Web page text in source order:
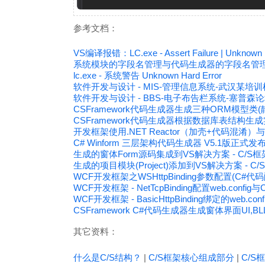
参考文档：
VS编译报错：LC.exe - Assert Failure | Unknown
系统模块的字段名管理与代码生成器的字段名管
lc.exe - 系统警告 Unknown Hard Error
软件开发与设计 - MIS-管理信息系统-武汉某培
软件开发与设计 - BBS-电子布告栏系统-塞普森
CSFramework代码生成器生成三种ORM模型类
CSFramework代码生成器根据数据库表结构生
开发框架使用.NET Reactor（加壳+代码混淆）
C# Winform 三层架构代码生成器 V5.1版正式发
生成的窗体Form源码集成到VS解决方案 - C/S
生成的项目模块(Project)添加到VS解决方案 - C/
WCF开发框架之WSHttpBinding参数配置(C#代
WCF开发框架 - NetTcpBinding配置web.config与
WCF开发框架 - BasicHttpBinding绑定的
CSFramework C#代码生成器生成窗体界面
其它资料：
什么是C/S结构？ | C/S框架核心组成部分 | C/S